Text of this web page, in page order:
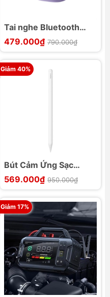
Tai nghe Bluetooth
Baseus Bass BD1 TWS
479.000₫ 790.000₫
Giảm 40%
Bút Cảm Ứng Sạc
Không Dây Baseus
Smooth Writing 3
Stylus
569.000₫ 950.000₫
Giảm 17%